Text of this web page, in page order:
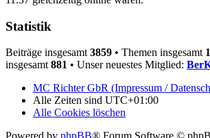
Statistik
Beiträge insgesamt 3859 • Themen insgesamt
insgesamt 881 • Unser neuestes Mitglied:
MC Richter GbR (Impressum /
Alle Zeiten sind UTC+01:00
Alle Cookies löschen